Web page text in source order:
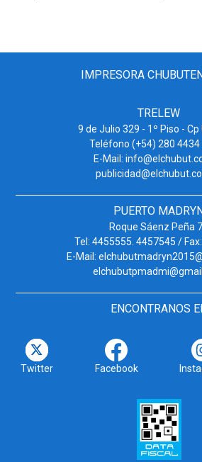
IMPRESORA
TRELEW
9 de Julio 329 - 1º Piso - Cp
Teléfono (+54) 280
E-Mail:
PUERTO
Roque Sáenz Peña
Tel: 4455555. 4457545 /
E-Mail:
ENCONTRANOS
Twitter Facebook